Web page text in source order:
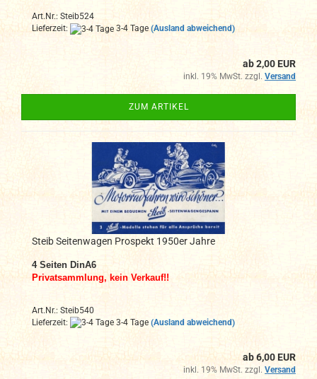
Art.Nr.: Steib524
Lieferzeit:
3-4 Tage (Ausland abweichend)
ab 2,00 EUR
inkl. 19% MwSt. zzgl. Versand
ZUM ARTIKEL
Steib Seitenwagen Prospekt 1950er Jahre
4 Seiten DinA6
Privatsammlung, kein Verkauf!!
Art.Nr.: Steib540
Lieferzeit:
3-4 Tage (Ausland abweichend)
ab 6,00 EUR
inkl. 19% MwSt. zzgl. Versand